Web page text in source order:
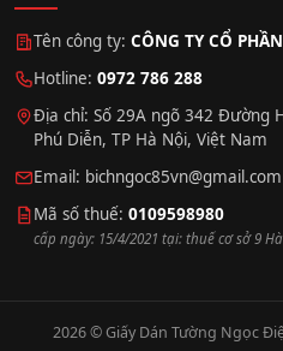
Tên công ty: CÔNG TY CỔ
Hotline: 0972 786 288
Địa chỉ: Số 29A ngõ 342 Đường
Phú Diễn, TP Hà Nội, Việt Nam
Email: bichngoc85vn@gmail.com
Mã số thuế: 0109598980
cấp ngày: 15/4/2021 tại: thuế cơ sở 9
2026 © Giấy Dán Tường Ngọc